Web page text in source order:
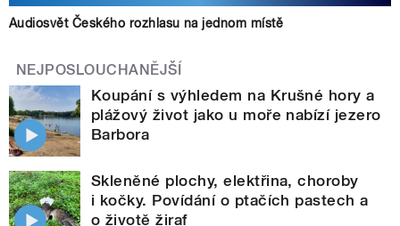
Audiosvět Českého rozhlasu na jednom místě
NEJPOSLOUCHANĚJŠÍ
Koupání s výhledem na Krušné hory a
plážový život jako u moře nabízí jezero
Barbora
Skleněné plochy, elektřina, choroby
i kočky. Povídání o ptačích pastech a
o životě žiraf